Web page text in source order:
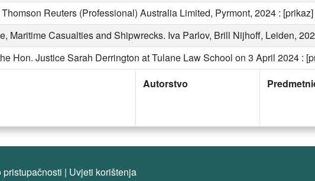
Autorstvo
Reuters (Professional) Australia Limited, Pyrmont, 2024 :
Maritime Casualties and Shipwrecks. Iva Parlov, Brill Nijhoff, Leiden,
Hon. Justice Sarah Derrington at Tulane Law School on 3 April 2024 :
pristupačnosti | Uvjeti korištenja